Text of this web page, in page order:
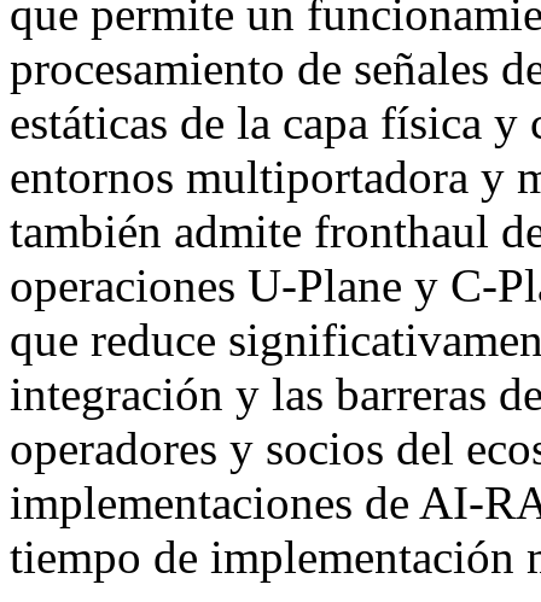
que permite un
procesamiento de señales
estáticas de la capa física
entornos multiportadora y
también admite fronthaul
operaciones U-Plane y C-
que reduce
integración y las barreras
operadores y socios del
implementaciones de AI-
tiempo de implementación